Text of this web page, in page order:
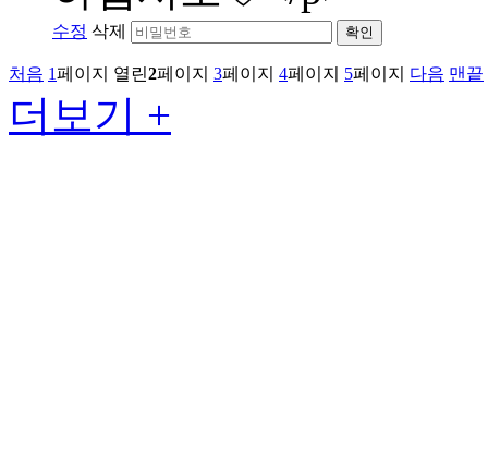
수정 삭제 확인
처음 1페이지 열린2페이지 3페이지 4페이지 5페이지 다음 맨끝
더보기 +